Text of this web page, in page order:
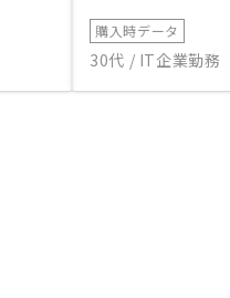
購入時データ
30代 / IT企業勤務